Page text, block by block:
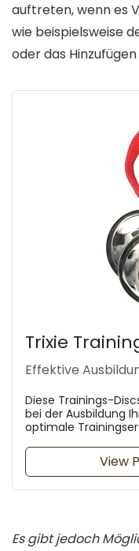
auftreten, wenn es
wie beispielsweise
oder das
Trixie
Effektive
Diese Trainings-
bei der Ausbildung
optimale
View
Es gibt jedoch